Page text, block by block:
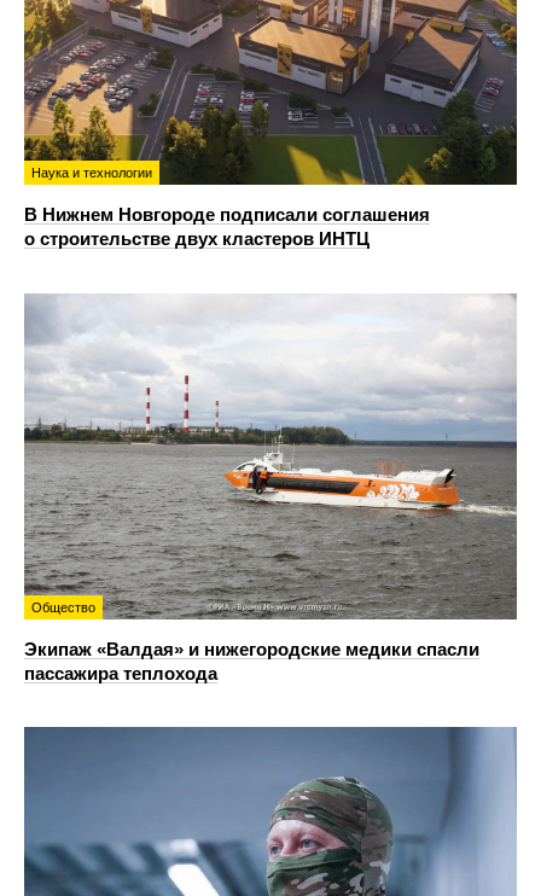
Наука и технологии
В Нижнем Новгороде подписали соглашения
о строительстве двух кластеров ИНТЦ
Общество
Экипаж «Валдая» и нижегородские медики спасли
пассажира теплохода